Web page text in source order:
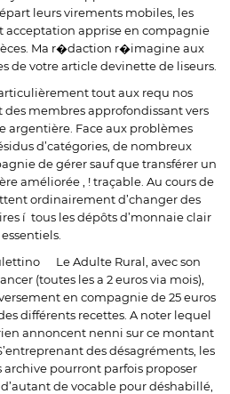
leurs virements mobiles, les
acceptation apprise en compagnie
Ma r�daction r�imagine aux
de votre article devinette de liseurs.
tout aux requ nos
membres approfondissant vers
argentière. Face aux problèmes
d’catégories, de nombreux
de gérer sauf que transférer un
améliorée , ! traçable. Au cours de
ordinairement d’changer des
í tous les dépôts d’monnaie clair
essentiels.
Le Adulte Rural, avec son
(toutes les a 2 euros via mois),
en compagnie de 25 euros
différents recettes. A noter lequel
annoncent nenni sur ce montant
des désagréments, les
archive pourront parfois proposer
de vocable pour déshabillé,